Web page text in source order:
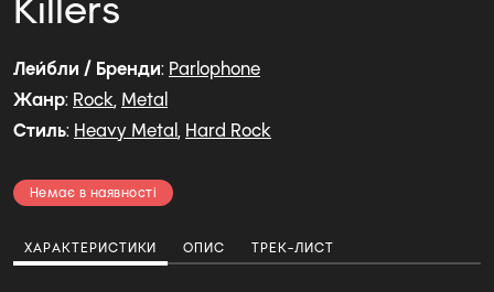
Лейбли / Бренди: Parlophone
Жанр: Rock, Metal
Стиль: Heavy Metal , Hard Rock
Немає в наявності
ХАРАКТЕРИСТИКИ ОПИС ТРЕК-ЛИСТ